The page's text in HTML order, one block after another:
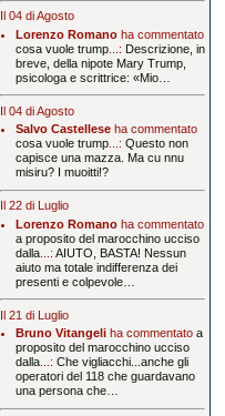
Il 04 di Agosto
Lorenzo Romanoha commentato
cosa vuole trump...: Descrizione, in
breve, della nipote Mary Trump,
psicologa e scrittrice: «Mio…
Il 04 di Agosto
Salvo Castelleseha commentato
cosa vuole trump...: Questo non
capisce una mazza. Ma cu nnu
misiru? I muoitti!?
Il 22 di Luglio
Lorenzo Romanoha commentato
a proposito del marocchino ucciso
dalla...: AIUTO, BASTA! Nessun
aiuto ma totale indifferenza dei
presenti e colpevole…
Il 21 di Luglio
Bruno Vitangeliha commentato a
proposito del marocchino ucciso
dalla...: Che vigliacchi...anche gli
operatori del 118 che guardavano
una persona che…